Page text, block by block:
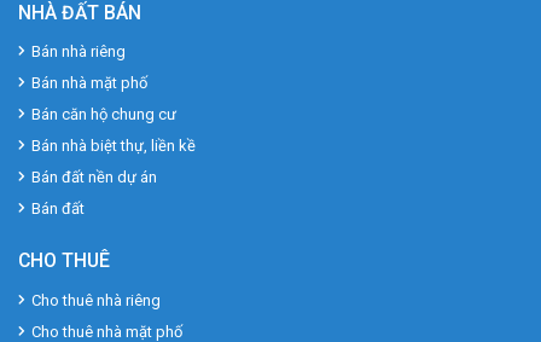
NHÀ ĐẤT BÁN
Bán nhà riêng
Bán nhà mặt phố
Bán căn hộ chung cư
Bán nhà biệt thự, liền kề
Bán đất nền dự án
Bán đất
CHO THUÊ
Cho thuê nhà riêng
Cho thuê nhà mặt phố